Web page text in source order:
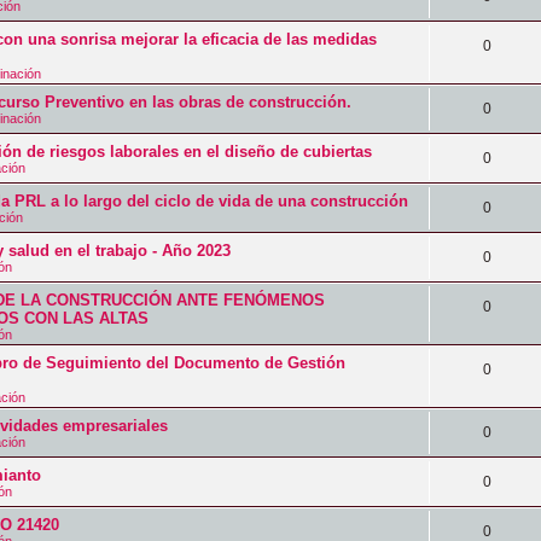
s
t
s
t
a
s
e
t
a
s
p
e
s
t
s
e
p
e
s
t
s
una sonrisa mejorar la eficacia de las medidas
0R
s
p
e
s
t
Preventivo en las obras de construcción. 0R
e
p
u
e
de riesgos laborales en el diseño de cubiertas 0R
e
p
u
e
s
t
a
s
PRL a lo largo del ciclo de vida de una construcción 0R
e
p
e
t
a
s
en el trabajo - Año 2023 0R
e
p
e
t
a
LA CONSTRUCCIÓN ANTE FENÓMENOS
CON LAS ALTAS
0R
s
u
e
t
de Seguimiento del Documento de Gestión
0R
s
p
e
empresariales 0R
e
p
0R
e
21420 0R